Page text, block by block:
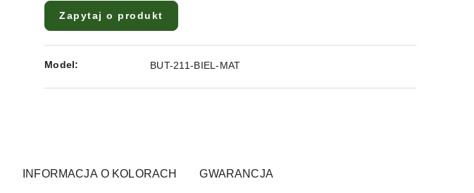
Zapytaj o produkt
Model: BUT-211-BIEL-MAT
INFORMACJA O KOLORACH GWARANCJA